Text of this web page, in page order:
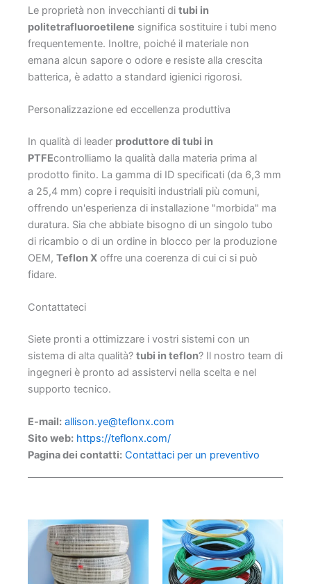
Le proprietà non invecchianti di tubi in
politetrafluoroetilene significa sostituire i tubi meno
frequentemente. Inoltre, poiché il materiale non
emana alcun sapore o odore e resiste alla crescita
batterica, è adatto a standard igienici rigorosi.
Personalizzazione ed eccellenza produttiva
In qualità di leader produttore di tubi in
PTFEcontrolliamo la qualità dalla materia prima al
prodotto finito. La gamma di ID specificati (da 6,3 mm
a 25,4 mm) copre i requisiti industriali più comuni,
offrendo un'esperienza di installazione "morbida" ma
duratura. Sia che abbiate bisogno di un singolo tubo
di ricambio o di un ordine in blocco per la produzione
OEM, Teflon X offre una coerenza di cui ci si può
fidare.
Contattateci
Siete pronti a ottimizzare i vostri sistemi con un
sistema di alta qualità? tubi in teflon? Il nostro team di
ingegneri è pronto ad assistervi nella scelta e nel
supporto tecnico.
E-mail: allison.ye@teflonx.com
Sito web: https://teflonx.com/
Pagina dei contatti: Contattaci per un preventivo